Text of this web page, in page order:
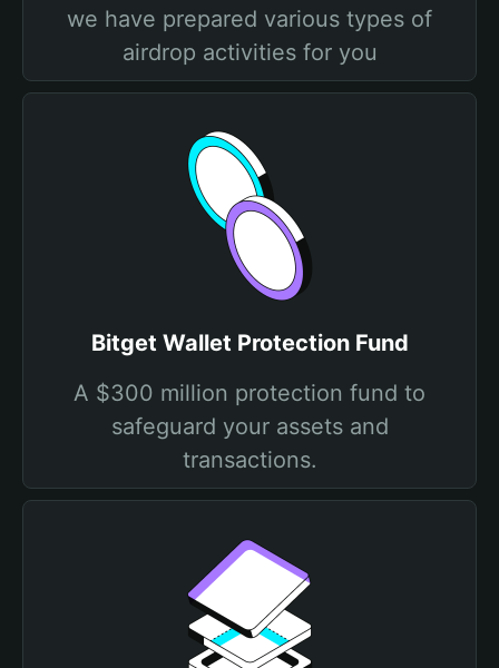
we have prepared various types of
airdrop activities for you
Bitget Wallet Protection Fund
A $300 million protection fund to
safeguard your assets and
transactions.